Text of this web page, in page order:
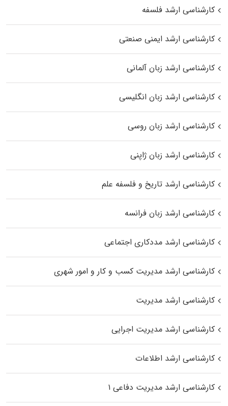
کارشناسی ارشد فلسفه
کارشناسی ارشد ایمنی صنعتی
کارشناسی ارشد زبان آلمانی
کارشناسی ارشد زبان انگلیسی
کارشناسی ارشد زبان روسی
کارشناسی ارشد زبان ژاپنی
کارشناسی ارشد تاریخ و فلسفه علم
کارشناسی ارشد زبان فرانسه
کارشناسی ارشد مددکاری اجتماعی
کارشناسی ارشد مدیریت کسب و کار و امور شهری
کارشناسی ارشد مدیریت
کارشناسی ارشد مدیریت اجرایی
کارشناسی ارشد اطلاعات
کارشناسی ارشد مدیریت دفاعی ۱